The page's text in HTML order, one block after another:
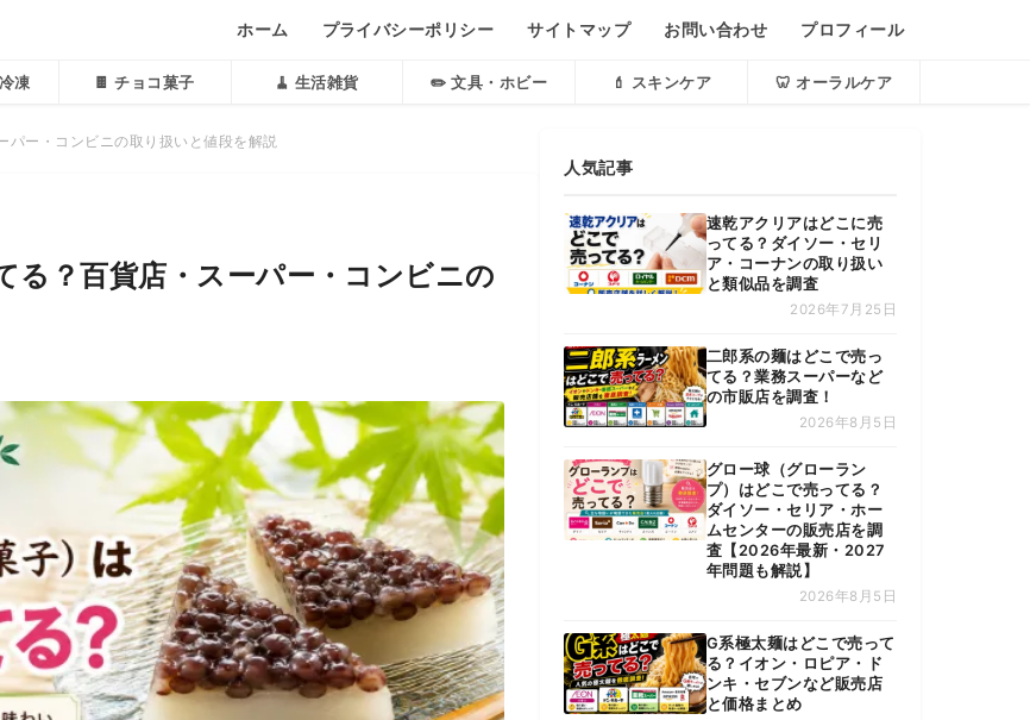
ホーム プライバシーポリシー サイトマップ お問い合わせ プロフィール
凍 🍫 チョコ菓子 🧹 生活雑貨 ✏️ 文具・ホビー 💄 スキンケア 🦷 オーラルケア
パー・コンビニの取り扱いと値段を解説
る？百貨店・スーパー・コンビニの
人気記事
速乾アクリアはどこに売
ってる？ダイソー・セリ
ア・コーナンの取り扱い
と類似品を調査
2026年7月25日
二郎系の麺はどこで売っ
てる？業務スーパーなど
の市販店を調査！
2026年8月5日
グロー球（グローラン
プ）はどこで売ってる？
ダイソー・セリア・ホー
ムセンターの販売店を調
査【2026年最新・2027
年問題も解説】
2026年8月5日
G系極太麺はどこで売って
る？イオン・ロピア・ド
ンキ・セブンなど販売店
と価格まとめ